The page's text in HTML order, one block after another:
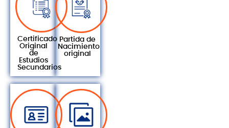
Certificado
Original
de
Estudios
Secundarios
Partida de
Nacimiento
original